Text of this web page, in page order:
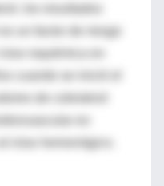
un factor de riesgo
isquémica en
en
ictus hemorrágico.